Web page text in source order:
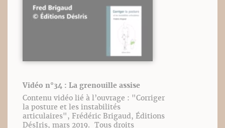
Vidéo n°34 : La grenouille assise
Contenu vidéo lié à l’ouvrage : "Corriger
la posture et les instabilités
articulaires", Frédéric Brigaud, Éditions
DésIris, mars 2019. Tous droits